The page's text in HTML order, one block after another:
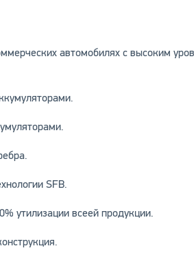
автомобилях с высоким
SFB.
утилизации всеей продукции.